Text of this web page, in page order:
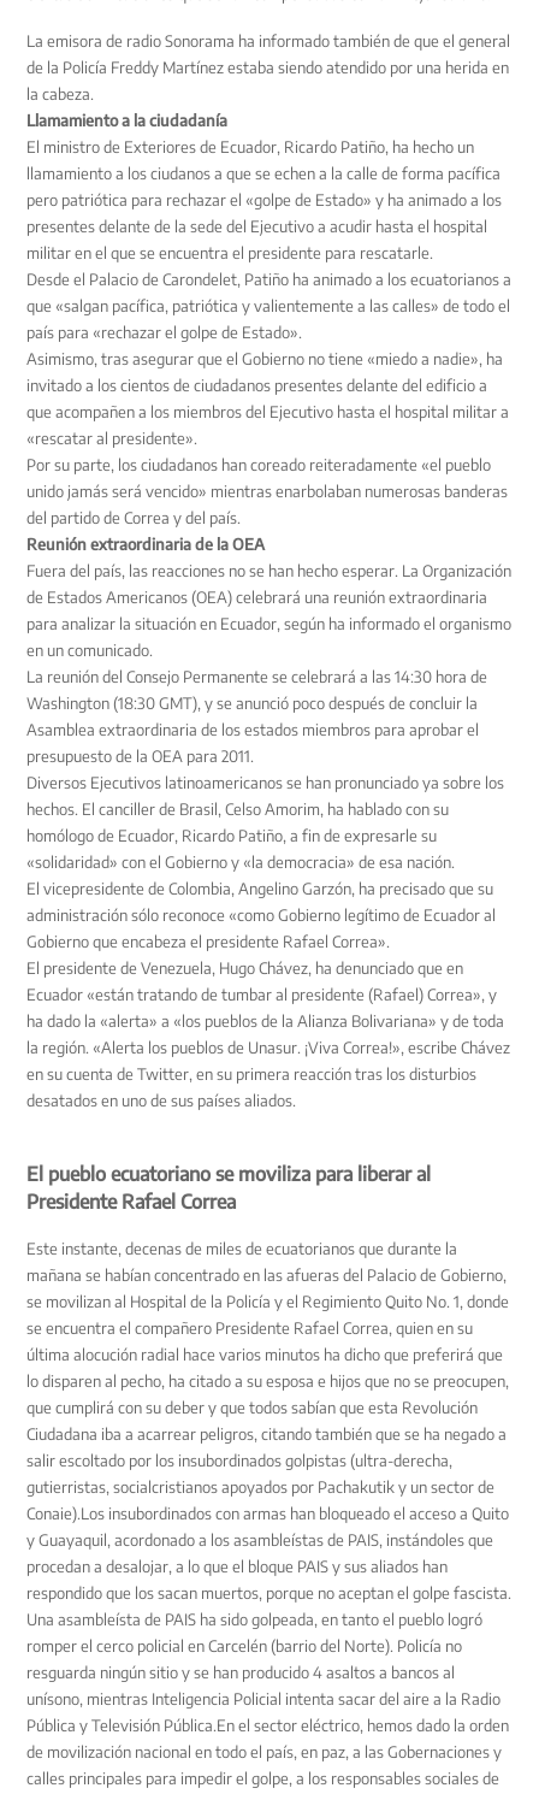
La emisora de radio Sonorama ha informado también de que el general
de la Policía Freddy Martínez estaba siendo atendido por una herida en
la cabeza.
Llamamiento a la ciudadanía
El ministro de Exteriores de Ecuador, Ricardo Patiño, ha hecho un
llamamiento a los ciudanos a que se echen a la calle de forma pacífica
pero patriótica para rechazar el «golpe de Estado» y ha animado a los
presentes delante de la sede del Ejecutivo a acudir hasta el hospital
militar en el que se encuentra el presidente para rescatarle.
Desde el Palacio de Carondelet, Patiño ha animado a los ecuatorianos a
que «salgan pacífica, patriótica y valientemente a las calles» de todo el
país para «rechazar el golpe de Estado».
Asimismo, tras asegurar que el Gobierno no tiene «miedo a nadie», ha
invitado a los cientos de ciudadanos presentes delante del edificio a
que acompañen a los miembros del Ejecutivo hasta el hospital militar a
«rescatar al presidente».
Por su parte, los ciudadanos han coreado reiteradamente «el pueblo
unido jamás será vencido» mientras enarbolaban numerosas banderas
del partido de Correa y del país.
Reunión extraordinaria de la OEA
Fuera del país, las reacciones no se han hecho esperar. La Organización
de Estados Americanos (OEA) celebrará una reunión extraordinaria
para analizar la situación en Ecuador, según ha informado el organismo
en un comunicado.
La reunión del Consejo Permanente se celebrará a las 14:30 hora de
Washington (18:30 GMT), y se anunció poco después de concluir la
Asamblea extraordinaria de los estados miembros para aprobar el
presupuesto de la OEA para 2011.
Diversos Ejecutivos latinoamericanos se han pronunciado ya sobre los
hechos. El canciller de Brasil, Celso Amorim, ha hablado con su
homólogo de Ecuador, Ricardo Patiño, a fin de expresarle su
«solidaridad» con el Gobierno y «la democracia» de esa nación.
El vicepresidente de Colombia, Angelino Garzón, ha precisado que su
administración sólo reconoce «como Gobierno legítimo de Ecuador al
Gobierno que encabeza el presidente Rafael Correa».
El presidente de Venezuela, Hugo Chávez, ha denunciado que en
Ecuador «están tratando de tumbar al presidente (Rafael) Correa», y
ha dado la «alerta» a «los pueblos de la Alianza Bolivariana» y de toda
la región. «Alerta los pueblos de Unasur. ¡Viva Correa!», escribe Chávez
en su cuenta de Twitter, en su primera reacción tras los disturbios
desatados en uno de sus países aliados.
El pueblo ecuatoriano se moviliza para liberar al
Presidente Rafael Correa
Este instante, decenas de miles de ecuatorianos que durante la
mañana se habían concentrado en las afueras del Palacio de Gobierno,
se movilizan al Hospital de la Policía y el Regimiento Quito No. 1, donde
se encuentra el compañero Presidente Rafael Correa, quien en su
última alocución radial hace varios minutos ha dicho que preferirá que
lo disparen al pecho, ha citado a su esposa e hijos que no se preocupen,
que cumplirá con su deber y que todos sabían que esta Revolución
Ciudadana iba a acarrear peligros, citando también que se ha negado a
salir escoltado por los insubordinados golpistas (ultra-derecha,
gutierristas, socialcristianos apoyados por Pachakutik y un sector de
Conaie).Los insubordinados con armas han bloqueado el acceso a Quito
y Guayaquil, acordonado a los asambleístas de PAIS, instándoles que
procedan a desalojar, a lo que el bloque PAIS y sus aliados han
respondido que los sacan muertos, porque no aceptan el golpe fascista.
Una asambleísta de PAIS ha sido golpeada, en tanto el pueblo logró
romper el cerco policial en Carcelén (barrio del Norte). Policía no
resguarda ningún sitio y se han producido 4 asaltos a bancos al
unísono, mientras Inteligencia Policial intenta sacar del aire a la Radio
Pública y Televisión Pública.En el sector eléctrico, hemos dado la orden
de movilización nacional en todo el país, en paz, a las Gobernaciones y
calles principales para impedir el golpe, a los responsables sociales de